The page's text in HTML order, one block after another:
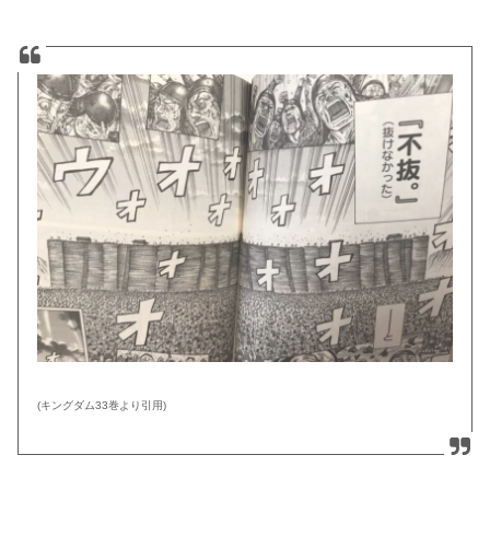
(キングダム33巻より引用)